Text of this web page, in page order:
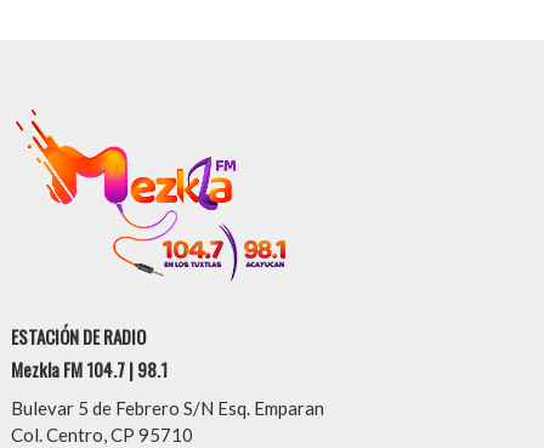
ESTACIÓN DE RADIO
Mezkla FM 104.7 | 98.1
Bulevar 5 de Febrero S/N Esq. Emparan
Col. Centro, CP 95710